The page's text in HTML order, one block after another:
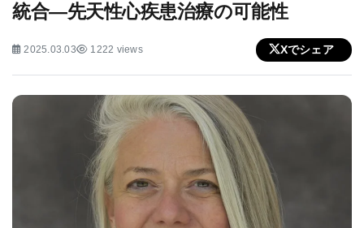
統合—先天性心疾患治療の可能性
2025.03.03 1222 views Xでシェア